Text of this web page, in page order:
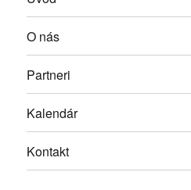
O nás
Partneri
Kalendár
Kontakt